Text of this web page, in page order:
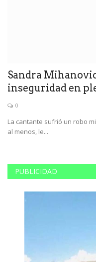
Sandra
inseguridad en
0
La cantante sufrió un robo
al menos, le...
PUBLICIDAD